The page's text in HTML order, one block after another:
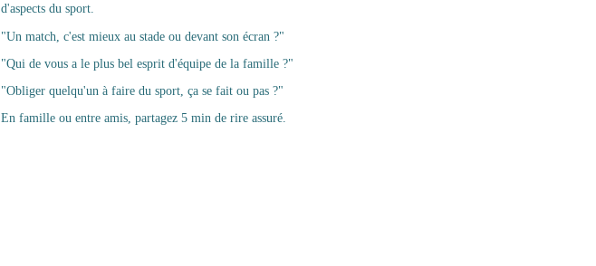
d'aspects du sport.
"Un match, c'est mieux au stade ou devant son écran ?"
"Qui de vous a le plus bel esprit d'équipe de la famille ?"
"Obliger quelqu'un à faire du sport, ça se fait ou pas ?"
En famille ou entre amis, partagez 5 min de rire assuré.